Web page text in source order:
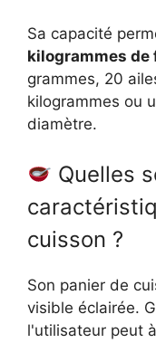
Sa capacité
kilogrammes de
grammes, 20
kilogrammes ou
diamètre.
Quelles
cuisson ?
Son panier de
visible éclairée.
l'utilisateur peut